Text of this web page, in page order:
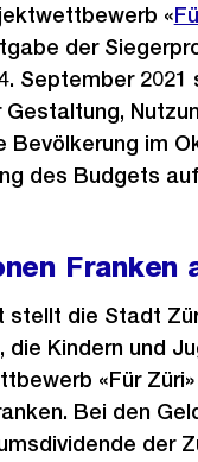
«
der
September 2021
Gestaltung,
Bevölkerung im
des Budgets
Franken
stellt die Stadt
die Kindern und
«Für
Bei den
der